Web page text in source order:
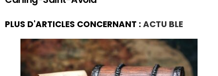
PLUS D'ARTICLES CONCERNANT : ACTU BLE